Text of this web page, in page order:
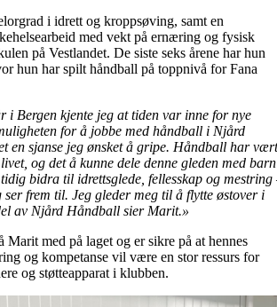
i idrett og kroppsøving, samt en
med vekt på ernæring og fysisk
på Vestlandet. De siste seks årene har hun
hun har spilt håndball på toppnivå for Fana
i Bergen kjente jeg at tiden var inne for nye
for å jobbe med håndball i Njård
en sjanse jeg ønsket å gripe. Håndball har vært
og det å kunne dele denne gleden med barn
bidra til idrettsglede, fellesskap og mestring
frem til. Jeg gleder meg til å flytte østover i
av Njård Håndball sier Marit.»
Marit med på laget og er sikre på at hennes
og kompetanse vil være en stor ressurs for
og støtteapparat i klubben.